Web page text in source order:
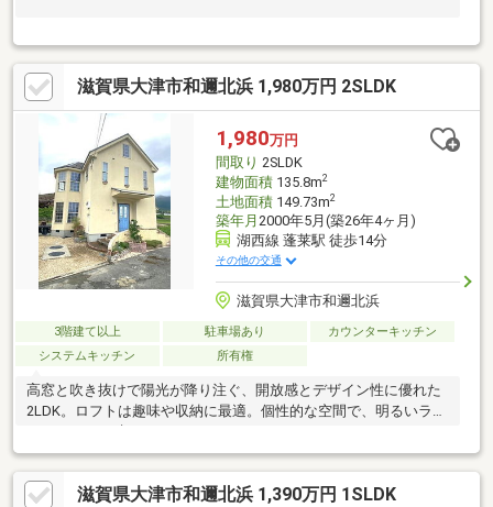
滋賀県大津市和邇北浜 1,980万円 2SLDK
1,980万円
間取り 2SLDK
建物面積135.8m2
土地面積149.73m2
築年月 2000年5月(築26年4ヶ月)
湖西線 蓬莱駅 徒歩14分
その他の交通
滋賀県大津市和邇北浜
3階建て以上 駐車場あり
カウンターキッチン
システムキッチン
所有権
高窓と吹き抜けで陽光が降り注ぐ、開放感とデザイン性に優れた
2LDK。ロフトは趣味や収納に最適。個性的な空間で、明るいライ
滋賀県大津市和邇北浜 1,390万円 1SLDK